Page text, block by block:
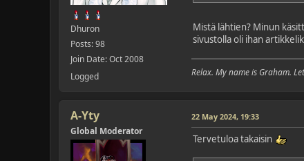
Dhuron
Posts: 98
Join Date: Oct 2008
Logged
Mistä lähtien? Minun
sivustolla oli ihan
Relax. My name is Graham.
A-Yty
Global Moderator
22 May 2024, 19:33
Tervetuloa takaisin